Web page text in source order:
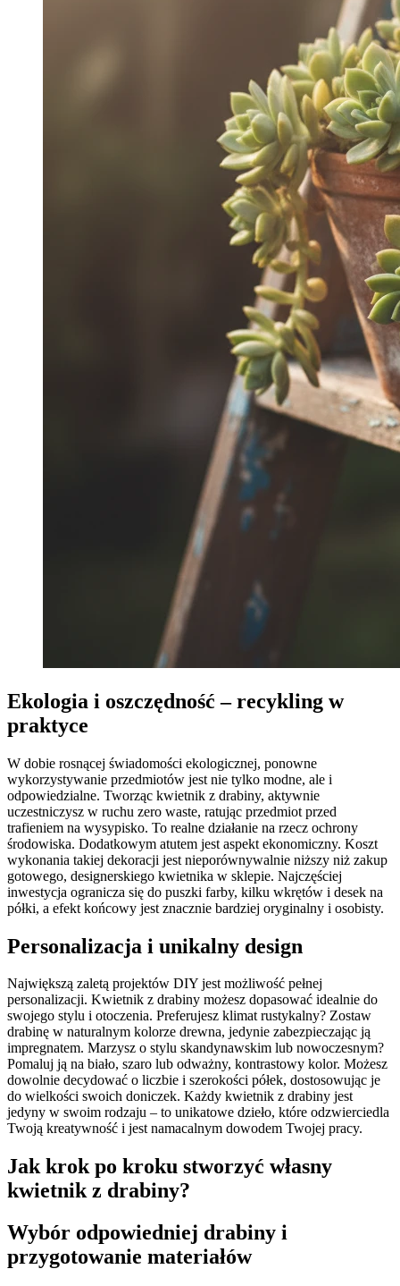
Ekologia i oszczędność – recykling w
praktyce
W dobie rosnącej świadomości ekologicznej, ponowne
wykorzystywanie przedmiotów jest nie tylko modne, ale i
odpowiedzialne. Tworząc kwietnik z drabiny, aktywnie
uczestniczysz w ruchu zero waste, ratując przedmiot przed
trafieniem na wysypisko. To realne działanie na rzecz ochrony
środowiska. Dodatkowym atutem jest aspekt ekonomiczny. Koszt
wykonania takiej dekoracji jest nieporównywalnie niższy niż zakup
gotowego, designerskiego kwietnika w sklepie. Najczęściej
inwestycja ogranicza się do puszki farby, kilku wkrętów i desek na
półki, a efekt końcowy jest znacznie bardziej oryginalny i osobisty.
Personalizacja i unikalny design
Największą zaletą projektów DIY jest możliwość pełnej
personalizacji. Kwietnik z drabiny możesz dopasować idealnie do
swojego stylu i otoczenia. Preferujesz klimat rustykalny? Zostaw
drabinę w naturalnym kolorze drewna, jedynie zabezpieczając ją
impregnatem. Marzysz o stylu skandynawskim lub nowoczesnym?
Pomaluj ją na biało, szaro lub odważny, kontrastowy kolor. Możesz
dowolnie decydować o liczbie i szerokości półek, dostosowując je
do wielkości swoich doniczek. Każdy kwietnik z drabiny jest
jedyny w swoim rodzaju – to unikatowe dzieło, które odzwierciedla
Twoją kreatywność i jest namacalnym dowodem Twojej pracy.
Jak krok po kroku stworzyć własny
kwietnik z drabiny?
Wybór odpowiedniej drabiny i
przygotowanie materiałów